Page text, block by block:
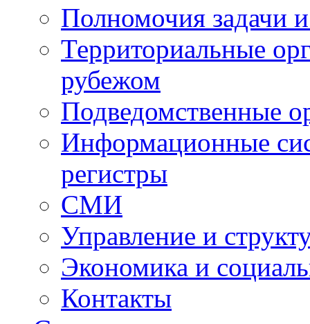
Полномочия задачи
Территориальные
рубежом
Подведомственные
Информационные
регистры
СМИ
Управление и
Экономика и
Контакты